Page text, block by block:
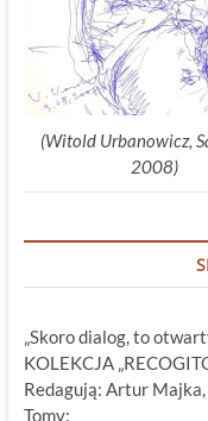
(Witold Urbanowicz,
2008)
„Skoro dialog, to
KOLEKCJA
Redagują: Artur
Tomy: